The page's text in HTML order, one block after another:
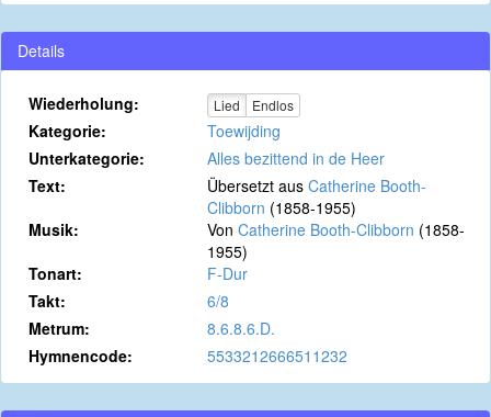
Details
Wiederholung: Lied Endlos
Kategorie:
Toewijding
Unterkategorie:
Alles bezittend in de Heer
Text:
Übersetzt aus Catherine Booth-
Clibborn (1858-1955)
Musik:
Von Catherine Booth-Clibborn (1858-
1955)
Tonart:
F-Dur
Takt:
6/8
Metrum:
8.6.8.6.D.
Hymnencode:
5533212666511232